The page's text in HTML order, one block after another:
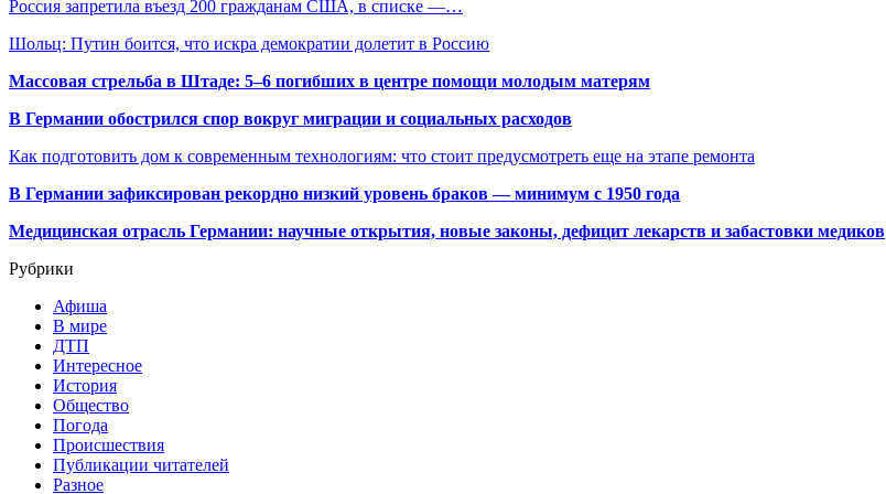
Россия запретила въезд 200 гражданам США, в списке —…
Шольц: Путин боится, что искра демократии долетит в Россию
Массовая стрельба в Штаде: 5–6 погибших в центре помощи молодым матерям
В Германии обострился спор вокруг миграции и социальных расходов
Как подготовить дом к современным технологиям: что стоит предусмотреть еще на этапе ремонта
В Германии зафиксирован рекордно низкий уровень браков — минимум с 1950 года
Медицинская отрасль Германии: научные открытия, новые законы, дефицит лекарств и забастовки медиков
Рубрики
Афиша
В мире
ДТП
Интересное
История
Общество
Погода
Происшествия
Публикации читателей
Разное